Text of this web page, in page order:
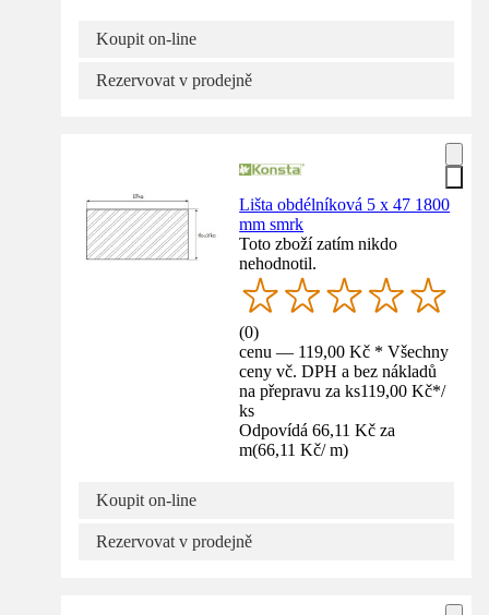
Koupit on-line
Rezervovat v prodejně
Lišta obdélníková 5 x 47 1800
mm smrk
Toto zboží zatím nikdo
nehodnotil.
(0)
cenu — 119,00 Kč * Všechny
ceny vč. DPH a bez nákladů
na přepravu za ks119,00 Kč*/
ks
Odpovídá 66,11 Kč za
m(66,11 Kč/ m)
Koupit on-line
Rezervovat v prodejně